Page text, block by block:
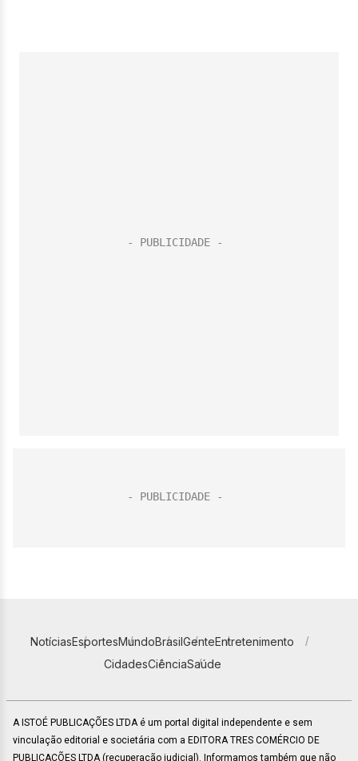
NotíciasEsportesMundoBrasilGenteEntretenimento
CidadesCiênciaSaúde
A ISTOÉ PUBLICAÇÕES LTDA é um portal digital independente e sem
vinculação editorial e societária com a EDITORA TRES COMÉRCIO DE
PUBLICACÕES LTDA (recuperação judicial). Informamos também que não